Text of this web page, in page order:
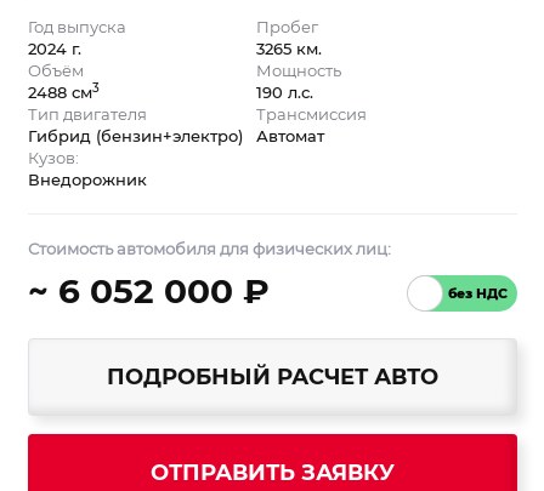
Год выпуска
2024 г.
Пробег
3265 км.
Объём
2488 см3
Мощность
190 л.с.
Тип двигателя
Гибрид (бензин+электро)
Трансмиссия
Автомат
Кузов:
Внедорожник
Стоимость автомобиля для физических лиц:
~ 6 052 000 ₽
ПОДРОБНЫЙ РАСЧЕТ АВТО
ОТПРАВИТЬ ЗАЯВКУ